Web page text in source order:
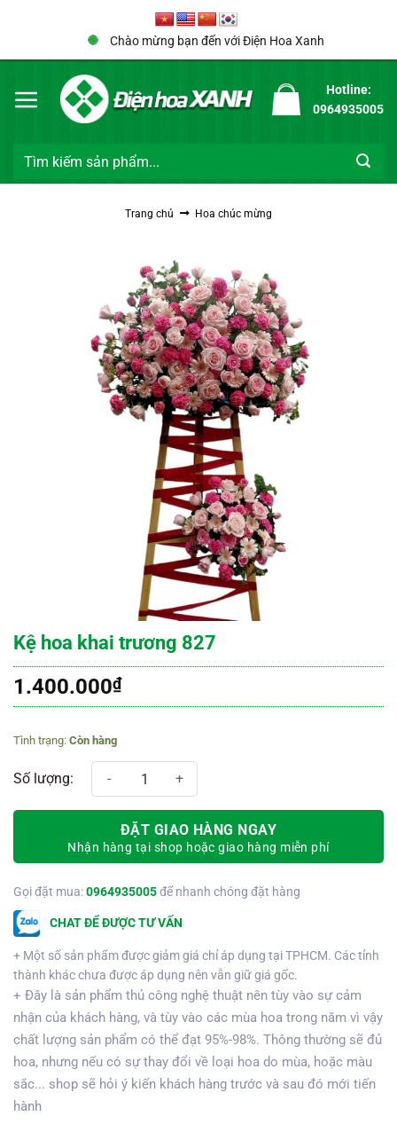
Chào mừng bạn đến với Điện Hoa Xanh
Hotline:
0964935005
Tìm
Trang chủ Hoa chúc mừng
Kệ hoa khai trương 827
1.400.000₫
Còn hàng
Kệ hoa khai trương 827 số lượng
ĐẶT GIAO HÀNG NGAY
Nhận hàng tại shop hoặc giao hàng miễn phí
Gọi đặt mua:0964935005để nhanh chóng đặt hàng
CHAT ĐỂ ĐƯỢC TƯ VẤN
+ Một số sản phẩm được giảm giá chỉ áp dụng tại TPHCM. Các tỉnh
thành khác chưa được áp dụng nên vẫn giữ giá gốc.
+ Đây là sản phẩm thủ công nghệ thuật nên tùy vào sự cảm
nhận của khách hàng, và tùy vào các mùa hoa trong năm vì vậy
chất lượng sản phẩm có thể đạt 95%-98%. Thông thường sẽ đủ
hoa, nhưng nếu có sự thay đổi về loại hoa do mùa, hoặc màu
sắc... shop sẽ hỏi ý kiến khách hàng trước và sau đó mới tiến
hành